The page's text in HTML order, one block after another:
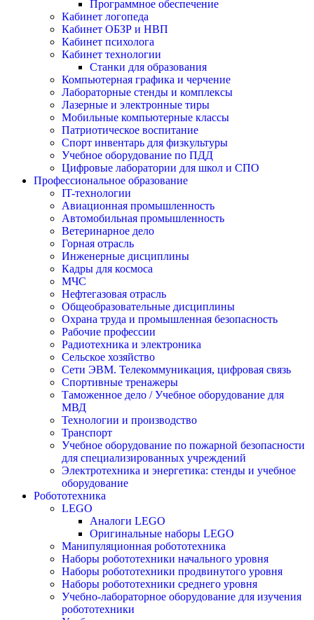
Программное обеспечение
Кабинет логопеда
Кабинет ОБЗР и НВП
Кабинет психолога
Кабинет технологии
Станки для образования
Компьютерная графика и черчение
Лабораторные стенды и комплексы
Лазерные и электронные тиры
Мобильные компьютерные классы
Патриотическое воспитание
Спорт инвентарь для физкультуры
Учебное оборудование по ПДД
Цифровые лаборатории для школ и СПО
Профессиональное образование
IT-технологии
Авиационная промышленность
Автомобильная промышленность
Ветеринарное дело
Горная отрасль
Инженерные дисциплины
Кадры для космоса
МЧС
Нефтегазовая отрасль
Общеобразовательные дисциплины
Охрана труда и промышленная безопасность
Рабочие профессии
Радиотехника и электроника
Сельское хозяйство
Сети ЭВМ. Телекоммуникация, цифровая связь
Спортивные тренажеры
Таможенное дело / Учебное оборудование для
МВД
Технологии и производство
Транспорт
Учебное оборудование по пожарной безопасности
для специализированных учреждений
Электротехника и энергетика: стенды и учебное
оборудование
Робототехника
LEGO
Аналоги LEGO
Оригинальные наборы LEGO
Манипуляционная робототехника
Наборы робототехники начального уровня
Наборы робототехники продвинутого уровня
Наборы робототехники среднего уровня
Учебно-лабораторное оборудование для изучения
робототехники